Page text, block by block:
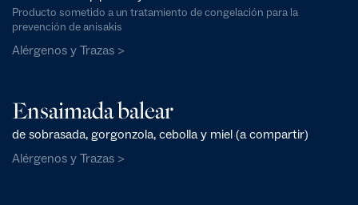
Producto sometido a un tratamiento de congelación para la
prevención de anisakis
Alérgenos y Trazas >
Ensaimada balear
de sobrasada, gorgonzola, cebolla y miel (a compartir)
Alérgenos y Trazas >